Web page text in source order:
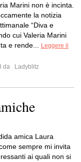
Marini non è incinta.
la notizia
“Diva e
cui Valeria Marini
e rende...
Leggere il
da
Ladyblitz
amica Laura
sempre mi invita
ai quali non si